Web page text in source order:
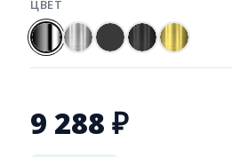
ЦВЕТ
9 288 ₽